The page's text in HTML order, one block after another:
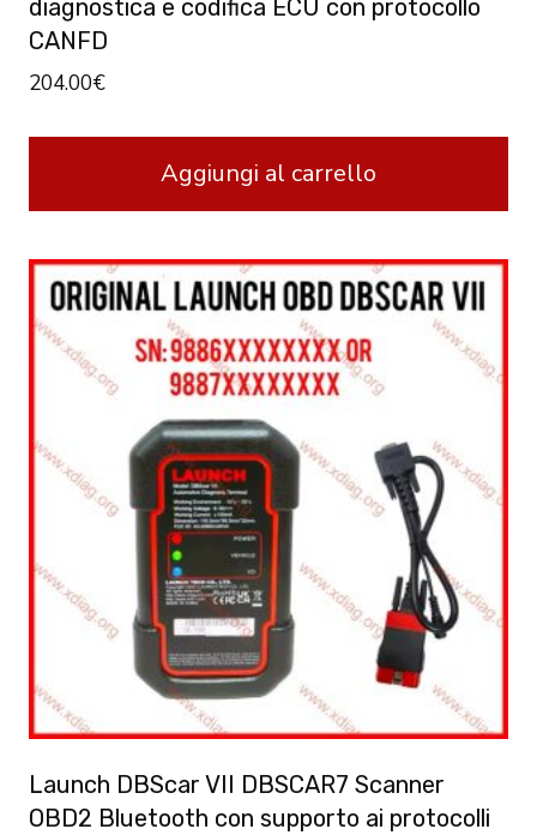
diagnostica e codifica ECU con protocollo
CANFD
204.00€
Aggiungi al carrello
Launch DBScar VII DBSCAR7 Scanner
OBD2 Bluetooth con supporto ai protocolli